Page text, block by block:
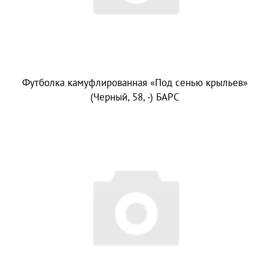
Футболка камуфлированная «Под сенью крыльев»
(Черный, 58, -) БАРС